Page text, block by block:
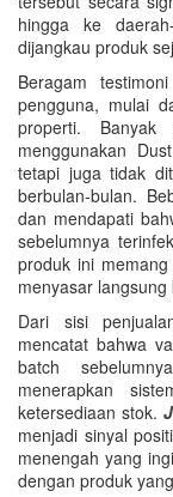
hingga ke
dijangkau produk
Beragam
pengguna, mulai
properti.
menggunakan
tetapi juga tidak
berbulan-bulan.
dan mendapati
sebelumnya
produk ini
menyasar
Dari sisi
mencatat bahwa
batch
menerapkan
ketersediaan stok.
menjadi sinyal
menengah yang
dengan produk